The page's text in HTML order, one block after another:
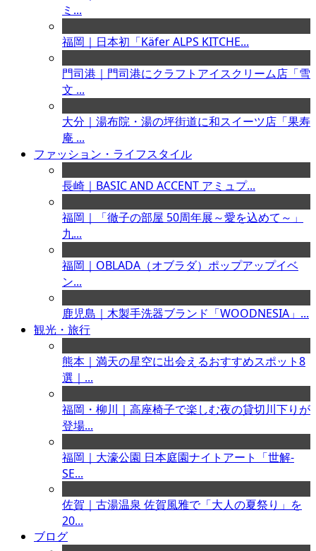
ミ...
福岡｜日本初「Käfer ALPS KITCHE...
門司港｜門司港にクラフトアイスクリーム店「雪
文 ...
大分｜湯布院・湯の坪街道に和スイーツ店「果寿
庵 ...
ファッション・ライフスタイル
長崎｜BASIC AND ACCENT アミュプ...
福岡｜「徹子の部屋 50周年展～愛を込めて～」
九...
福岡｜OBLADA（オブラダ）ポップアップイベ
ン...
鹿児島｜木製手洗器ブランド「WOODNESIA」...
観光・旅行
熊本｜満天の星空に出会えるおすすめスポット8
選｜...
福岡・柳川｜高座椅子で楽しむ夜の貸切川下りが
登場...
福岡｜大濠公園 日本庭園ナイトアート「世解-
SE...
佐賀｜古湯温泉 佐賀風雅で「大人の夏祭り」を
20...
ブログ